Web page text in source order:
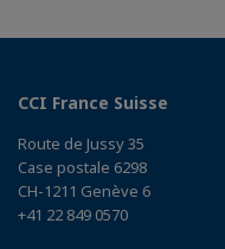
CCI France Suisse
Route de Jussy 35
Case postale 6298
CH-1211 Genève 6
+41 22 849 0570